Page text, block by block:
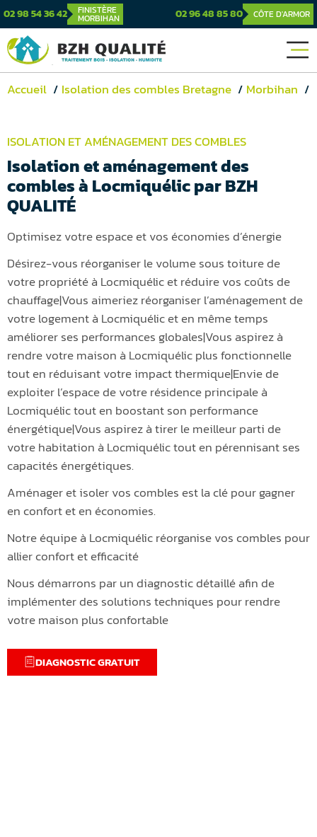
02 98 54 36 42 FINISTÈRE
MORBIHAN 02 96 48 85 80 CÔTE D'ARMOR
Accueil Isolation des combles Bretagne Morbihan
ISOLATION ET AMÉNAGEMENT DES COMBLES
Isolation et aménagement des
combles à Locmiquélic par BZH
QUALITÉ
Optimisez votre espace et vos économies d’énergie
Désirez-vous réorganiser le volume sous toiture de
votre propriété à Locmiquélic et réduire vos coûts de
chauffage|Vous aimeriez réorganiser l’aménagement de
votre logement à Locmiquélic et en même temps
améliorer ses performances globales|Vous aspirez à
rendre votre maison à Locmiquélic plus fonctionnelle
tout en réduisant votre impact thermique|Envie de
exploiter l’espace de votre résidence principale à
Locmiquélic tout en boostant son performance
énergétique|Vous aspirez à tirer le meilleur parti de
votre habitation à Locmiquélic tout en pérennisant ses
capacités énergétiques.
Aménager et isoler vos combles est la clé pour gagner
en confort et en économies.
Notre équipe à Locmiquélic réorganise vos combles pour
allier confort et efficacité
Nous démarrons par un diagnostic détaillé afin de
implémenter des solutions techniques pour rendre
votre maison plus confortable
DIAGNOSTIC GRATUIT